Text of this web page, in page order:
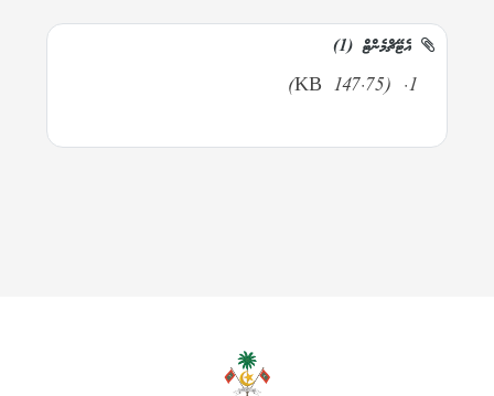
އެޓޭޗްމެންޓް (1)
(147.75 KB)